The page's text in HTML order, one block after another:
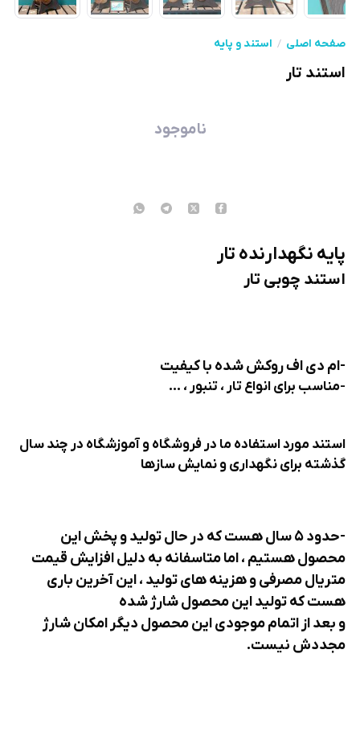
صفحه اصلی استند و پایه
استند تار
ناموجود
پایه نگهدارنده تار
استند چوبی تار
-ام دی اف روکش شده با کیفیت
-مناسب برای انواع تار ، تنبور ، ...
استند مورد استفاده ما در فروشگاه و آموزشگاه در چند سال
گذشته برای نگهداری و نمایش سازها
-حدود ۵ سال هست که در حال تولید و پخش این
محصول هستیم ، اما متاسفانه به دلیل افزایش قیمت
متریال مصرفی و هزینه های تولید ، این آخرین باری
هست که تولید این محصول شارژ شده
و بعد از اتمام موجودی این محصول دیگر امکان شارژ
مجددش نیست.